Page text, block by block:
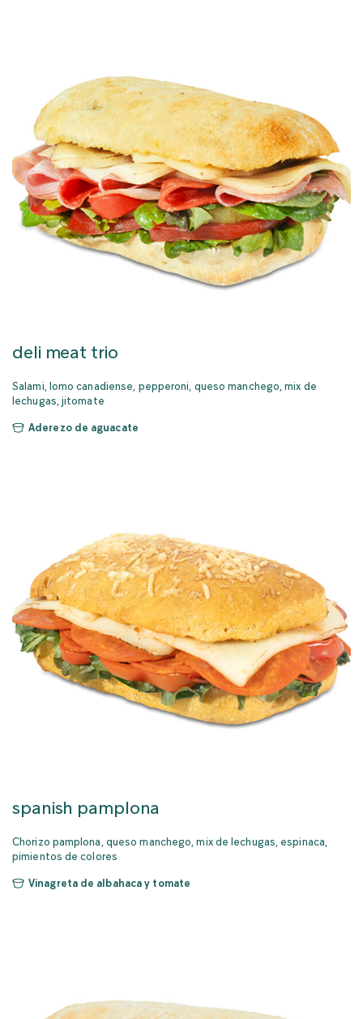
deli meat trio
Salami, lomo canadiense, pepperoni, queso manchego, mix de
lechugas, jitomate
Aderezo de aguacate
spanish pamplona
Chorizo pamplona, queso manchego, mix de lechugas, espinaca,
pimientos de colores
Vinagreta de albahaca y tomate